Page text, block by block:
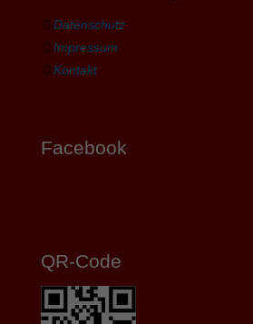
Datenschutz
Impressum
Kontakt
Facebook
QR-Code